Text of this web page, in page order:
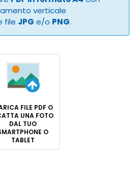
verticale
file JPG e/o PNG.
FILE PDF O
UNA FOTO
DAL TUO
O
TABLET